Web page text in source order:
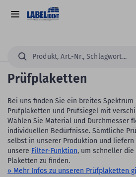
Hauptinhalt
springen
Alle
Suchen...
Prüfplaketten
Bei uns finden Sie ein breites
Prüfplaketten und Prüfsiegel mit
Wählen Sie Material und Durchmesser
individuellen Bedürfnisse. Sämtliche
selbst in unserer Produktion und liefern
unsere Filter-Funktion, um schneller
Plaketten zu finden.
» Mehr Infos zu unseren Prüfplaketten